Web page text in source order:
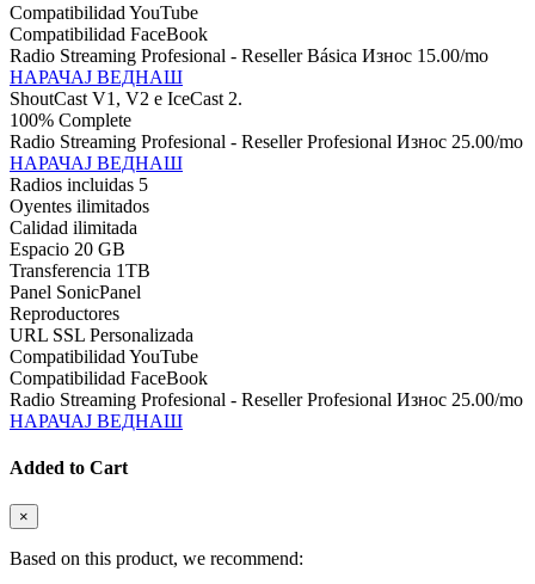
Compatibilidad YouTube
Compatibilidad FaceBook
Radio Streaming Profesional - Reseller Básica Износ 15.00/mo
НАРАЧАЈ ВЕДНАШ
ShoutCast V1, V2 e IceCast 2.
100% Complete
Radio Streaming Profesional - Reseller Profesional Износ 25.00/mo
НАРАЧАЈ ВЕДНАШ
Radios incluidas 5
Oyentes ilimitados
Calidad ilimitada
Espacio 20 GB
Transferencia 1TB
Panel SonicPanel
Reproductores
URL SSL Personalizada
Compatibilidad YouTube
Compatibilidad FaceBook
Radio Streaming Profesional - Reseller Profesional Износ 25.00/mo
НАРАЧАЈ ВЕДНАШ
Added to Cart
×
Based on this product, we recommend: